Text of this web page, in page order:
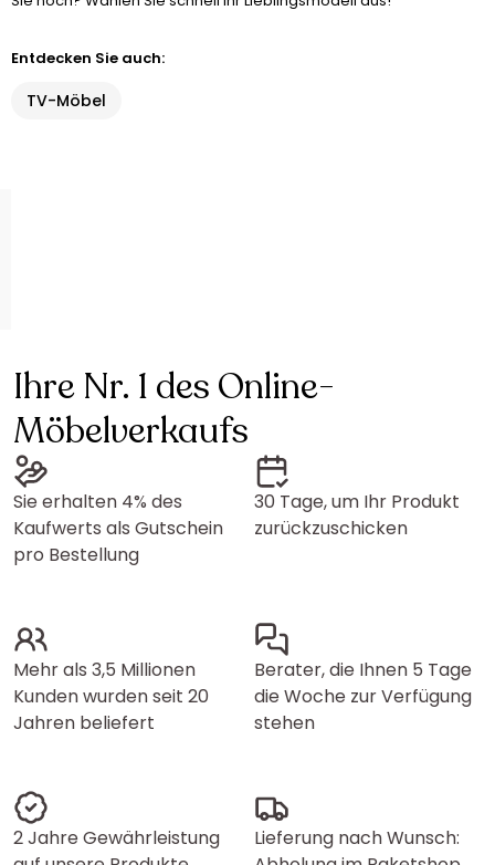
Entdecken Sie auch:
TV-Möbel
Ihre Nr. 1 des Online-
Möbelverkaufs
Sie erhalten 4% des
Kaufwerts als Gutschein
pro Bestellung
30 Tage, um Ihr Produkt
zurückzuschicken
Mehr als 3,5 Millionen
Kunden wurden seit 20
Jahren beliefert
Berater, die Ihnen 5 Tage
die Woche zur Verfügung
stehen
2 Jahre Gewährleistung
Lieferung nach Wunsch: